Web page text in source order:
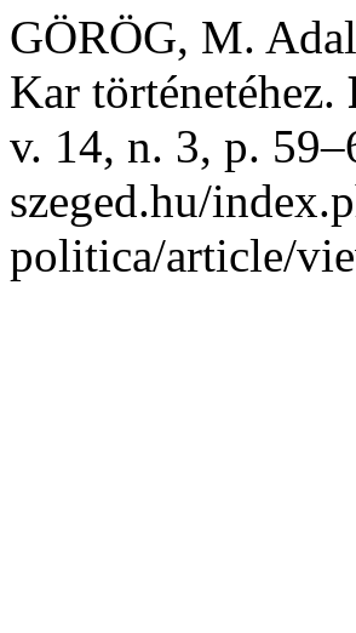
GÖRÖG, M.
Kar történetéhez.
v. 14, n. 3, p.
szeged.hu/
politica/article/